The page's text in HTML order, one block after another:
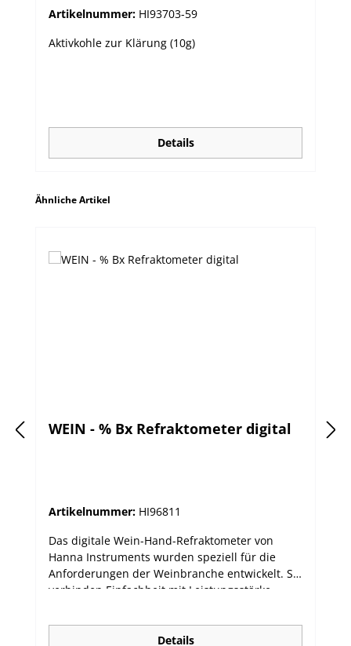
Artikelnummer: HI93703-59
Aktivkohle zur Klärung (10g)
Details
Produktgalerie überspringen
Ähnliche Artikel
WEIN - % Bx Refraktometer digital
Artikelnummer: HI96811
Das digitale Wein-Hand-Refraktometer von
Hanna Instruments wurden speziell für die
Anforderungen der Weinbranche entwickelt. Sie
verbinden Einfachheit mit Leistungsstärke.
Indexmessung bestimmen sie einfach und
schnell den Zuckergehalt von Trauben und
Details